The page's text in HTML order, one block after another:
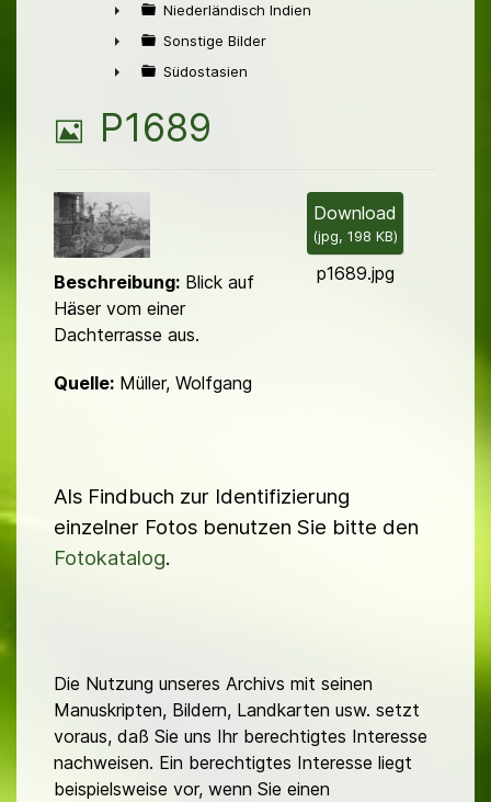
►
►
Niederländisch Indien
►
Sonstige Bilder
Südostasien
B
l
d
P1689
Download
(jpg, 198 KB)
p1689.jpg
Beschreibung: Blick auf
Häser vom einer
Dachterrasse aus.
Quelle: Müller, Wolfgang
Als Findbuch zur Identifizierung
einzelner Fotos benutzen Sie bitte den
Fotokatalog.
Die Nutzung unseres Archivs mit seinen
Manuskripten, Bildern, Landkarten usw. setzt
voraus, daß Sie uns Ihr berechtigtes Interesse
nachweisen. Ein berechtigtes Interesse liegt
beispielsweise vor, wenn Sie einen